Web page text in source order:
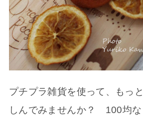
プチプラ雑貨を使って、もっ
しんでみませんか？ 100均